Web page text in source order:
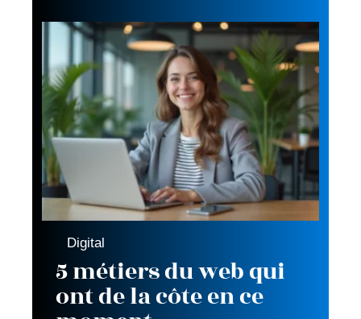
Digital
5 métiers du web qui
ont de la côte en ce